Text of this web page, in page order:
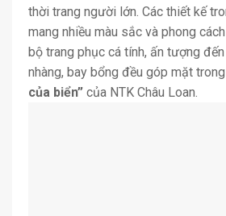
thời trang người lớn. Các thiết kế
mang nhiều màu sắc và phong
bộ trang phục cá tính, ấn tượng
nhàng, bay bổng đều góp mặt
của biển” của NTK Châu Loan.